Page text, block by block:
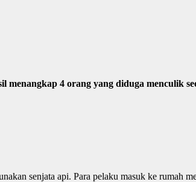
4 orang yang diduga menculik
senjata api. Para pelaku masuk ke rumah